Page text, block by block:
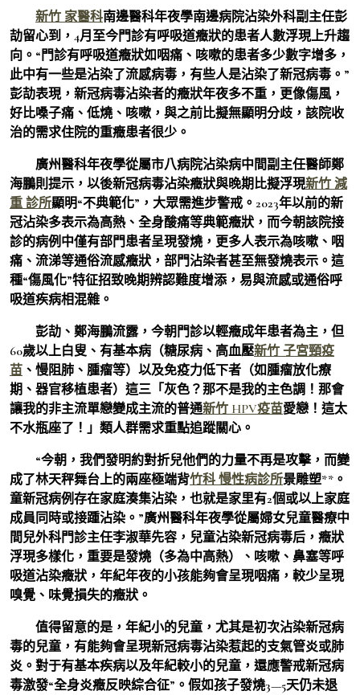
新竹 家醫科南邊醫科年夜學南邊病院沾染外科副主任彭
劼留心到，4月至今門診有呼吸道癥狀的患者人數浮現上升趨
向。“門診有呼吸道癥狀如咽痛、咳嗽的患者多少數字增多，
此中有一些是沾染了流感病毒，有些人是沾染了新冠病毒。”
彭劼表現，新冠病毒沾染者的癥狀年夜多不重，更像傷風，
好比嗓子痛、低燒、咳嗽，與之前比擬無顯明分歧，該院收
治的需求住院的重癥患者很少。
廣州醫科年夜學從屬市八病院沾染病中間副主任醫師鄭
海鵬則提示，以後新冠病毒沾染癥狀與晚期比擬浮現新竹 減
重 診所顯明“不典範化”，大眾需進步警戒。2023年以前的新
冠沾染多表示為高熱、全身酸痛等典範癥狀，而今朝該院接
診的病例中僅有部門患者呈現發燒，更多人表示為咳嗽、咽
痛、流涕等通俗流感癥狀，部門沾染者甚至無發燒表示。這
種“傷風化”特征招致晚期辨認難度增添，易與流感或通俗呼
吸道疾病相混雜。
彭劼、鄭海鵬流露，今朝門診以輕癥成年患者為主，但
60歲以上白叟、有基本病（糖尿病、高血壓新竹 子宮頸疫
苗 、慢阻肺、腫瘤等）以及免疫力低下者（如腫瘤放化療
期、器官移植患者）這三「灰色？那不是我的主色調！那會
讓我的非主流單戀變成主流的普通新竹 HPV疫苗愛戀！這太
不水瓶座了！」類人群需求重點追蹤關心。
“今朝，我們發明約對折兒他們的力量不再是攻擊，而變
成了林天秤舞台上的兩座極端背竹科 慢性病診所景雕塑**。
童新冠病例存在家庭湊集沾染，也就是家里有2個或以上家庭
成員同時或接踵沾染。”廣州醫科年夜學從屬婦女兒童醫療中
間兒外科門診主任李淑華先容，兒童沾染新冠病毒后，癥狀
浮現多樣化，重要是發燒（多為中高熱）、咳嗽、鼻塞等呼
吸道沾染癥狀，年紀年夜的小孩能夠會呈現咽痛，較少呈現
嗅覺、味覺損失的癥狀。
值得留意的是，年紀小的兒童，尤其是初次沾染新冠病
毒的兒童，有能夠會呈現新冠病毒沾染惹起的支氣管炎或肺
炎。對于有基本疾病以及年紀較小的兒童，還應警戒新冠病
毒激發“全身炎癥反映綜合征”。假如孩子發燒3—5天仍未退